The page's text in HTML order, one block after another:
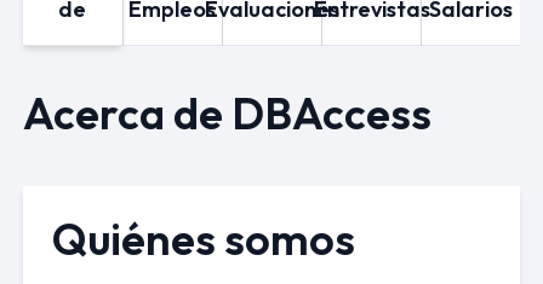
de
EmpleosEvaluacionesEntrevistasSalarios
Acerca de DBAccess
Quiénes somos